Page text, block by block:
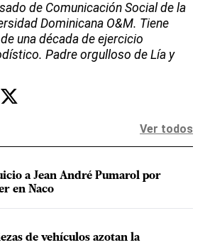
de Comunicación Social de la
Dominicana O&M. Tiene
una década de ejercicio
Padre orgulloso de Lía y
Ver todos
a Jean André Pumarol por
en Naco
de vehículos azotan la